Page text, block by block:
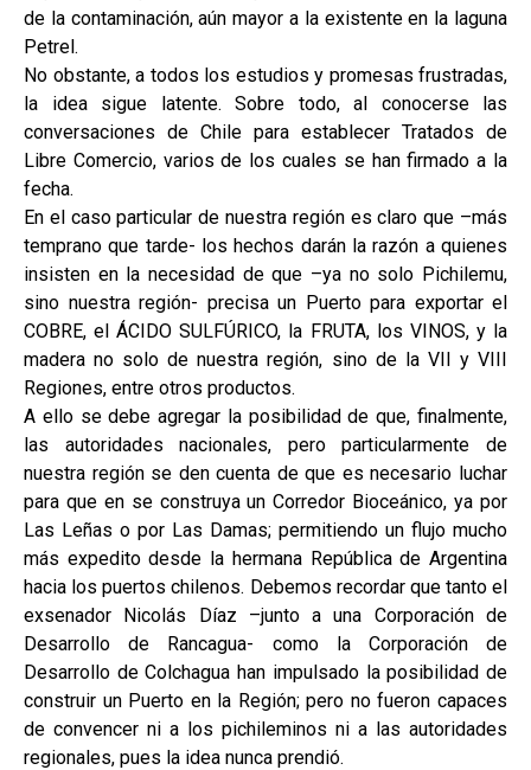
de la contaminación, aún mayor a la existente en la laguna
Petrel.
No obstante, a todos los estudios y promesas frustradas,
la idea sigue latente. Sobre todo, al conocerse las
conversaciones de Chile para establecer Tratados de
Libre Comercio, varios de los cuales se han firmado a la
fecha.
En el caso particular de nuestra región es claro que –más
temprano que tarde- los hechos darán la razón a quienes
insisten en la necesidad de que –ya no solo Pichilemu,
sino nuestra región- precisa un Puerto para exportar el
COBRE, el ÁCIDO SULFÚRICO, la FRUTA, los VINOS, y la
madera no solo de nuestra región, sino de la VII y VIII
Regiones, entre otros productos.
A ello se debe agregar la posibilidad de que, finalmente,
las autoridades nacionales, pero particularmente de
nuestra región se den cuenta de que es necesario luchar
para que en se construya un Corredor Bioceánico, ya por
Las Leñas o por Las Damas; permitiendo un flujo mucho
más expedito desde la hermana República de Argentina
hacia los puertos chilenos. Debemos recordar que tanto el
exsenador Nicolás Díaz –junto a una Corporación de
Desarrollo de Rancagua- como la Corporación de
Desarrollo de Colchagua han impulsado la posibilidad de
construir un Puerto en la Región; pero no fueron capaces
de convencer ni a los pichileminos ni a las autoridades
regionales, pues la idea nunca prendió.